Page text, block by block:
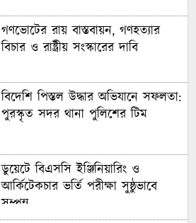
গণভোটের রায় বাস্তবায়ন, গণহত্যার
বিচার ও রাষ্ট্রীয় সংস্কারের দাবি
বিদেশি পিস্তল উদ্ধার অভিযানে সফলতা:
পুরস্কৃত সদর থানা পুলিশের টিম
ডুয়েটে বিএসসি ইঞ্জিনিয়ারিং ও
আর্কিটেকচার ভর্তি পরীক্ষা সুষ্ঠুভাবে
সম্পন্ন